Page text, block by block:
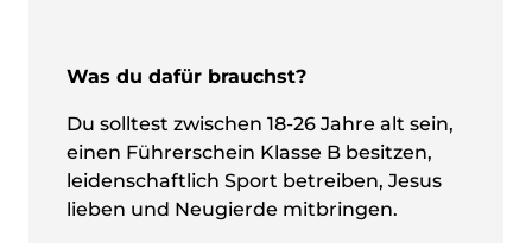
Was du dafür brauchst?
Du solltest zwischen 18-26 Jahre alt sein,
einen Führerschein Klasse B besitzen,
leidenschaftlich Sport betreiben, Jesus
lieben und Neugierde mitbringen.